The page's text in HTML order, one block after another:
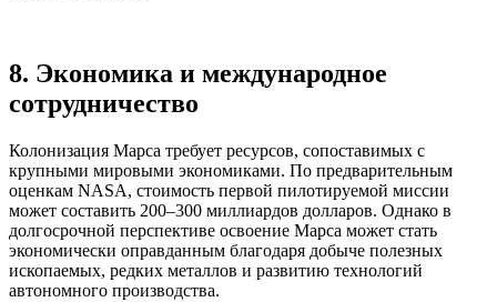
8. Экономика и международное
сотрудничество
Колонизация Марса требует ресурсов, сопоставимых с
крупными мировыми экономиками. По предварительным
оценкам NASA, стоимость первой пилотируемой миссии
может составить 200–300 миллиардов долларов. Однако в
долгосрочной перспективе освоение Марса может стать
экономически оправданным благодаря добыче полезных
ископаемых, редких металлов и развитию технологий
автономного производства.